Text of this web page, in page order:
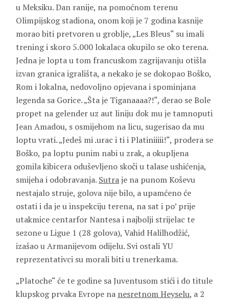
u Meksiku. Dan ranije, na pomoćnom terenu
Olimpijskog stadiona, onom koji je 7 godina kasnije
morao biti pretvoren u groblje, „Les Bleus“ su imali
trening i skoro 5.000 lokalaca okupilo se oko terena.
Jedna je lopta u tom francuskom zagrijavanju otišla
izvan granica igrališta, a nekako je se dokopao Boško,
Rom i lokalna, nedovoljno opjevana i spominjana
legenda sa Gorice. „Šta je Tiganaaaa?!“, derao se Bole
propet na gelender uz aut liniju dok mu je tamnoputi
Jean Amadou, s osmijehom na licu, sugerisao da mu
loptu vrati. „Jedeš mi .urac i ti i Platiniiiii!“, prodera se
Boško, pa loptu punim nabi u zrak, a okupljena
gomila kibicera oduševljeno skoči u talase ushićenja,
smijeha i odobravanja. Sutraje na punom Koševu
nestajalo struje, golova nije bilo, a upamćeno će
ostati i da je u inspekciju terena, na sat i po’ prije
utakmice centarfor Nantesa i najbolji strijelac te
sezone u Ligue 1 (28 golova), Vahid Halilhodžić,
izašao u Armanijevom odijelu. Svi ostali YU
reprezentativci su morali biti u trenerkama.
„Platoche“ će te godine sa Juventusom stići i do titule
klupskog prvaka Evrope na nesretnom Heyselu, a 2